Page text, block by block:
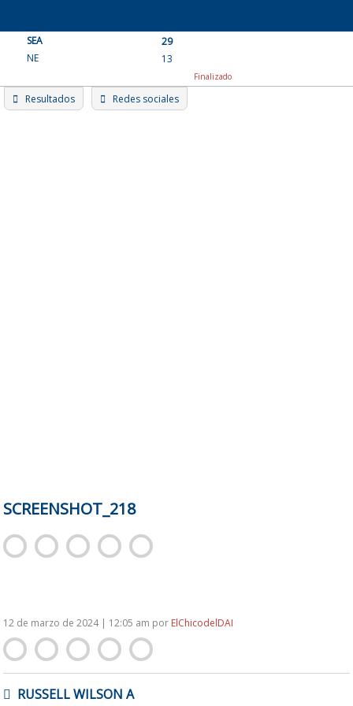
content
SEA
29
NE
13
Finalizado
Resultados Redes sociales
SCREENSHOT_218
12 de marzo de 2024 | 12:05 am por ElChicodelDAI
DERUSSELL WILSON A